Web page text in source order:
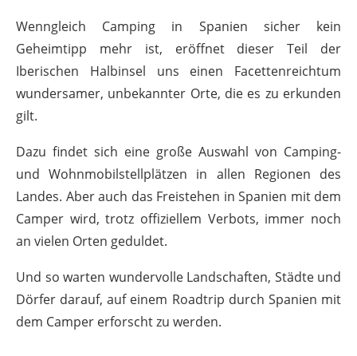
Wenngleich Camping in Spanien sicher kein
Geheimtipp mehr ist, eröffnet dieser Teil der
Iberischen Halbinsel uns einen Facettenreichtum
wundersamer, unbekannter Orte, die es zu erkunden
gilt.
Dazu findet sich eine große Auswahl von Camping-
und Wohnmobilstellplätzen in allen Regionen des
Landes. Aber auch das Freistehen in Spanien mit dem
Camper wird, trotz offiziellem Verbots, immer noch
an vielen Orten geduldet.
Und so warten wundervolle Landschaften, Städte und
Dörfer darauf, auf einem Roadtrip durch Spanien mit
dem Camper erforscht zu werden.